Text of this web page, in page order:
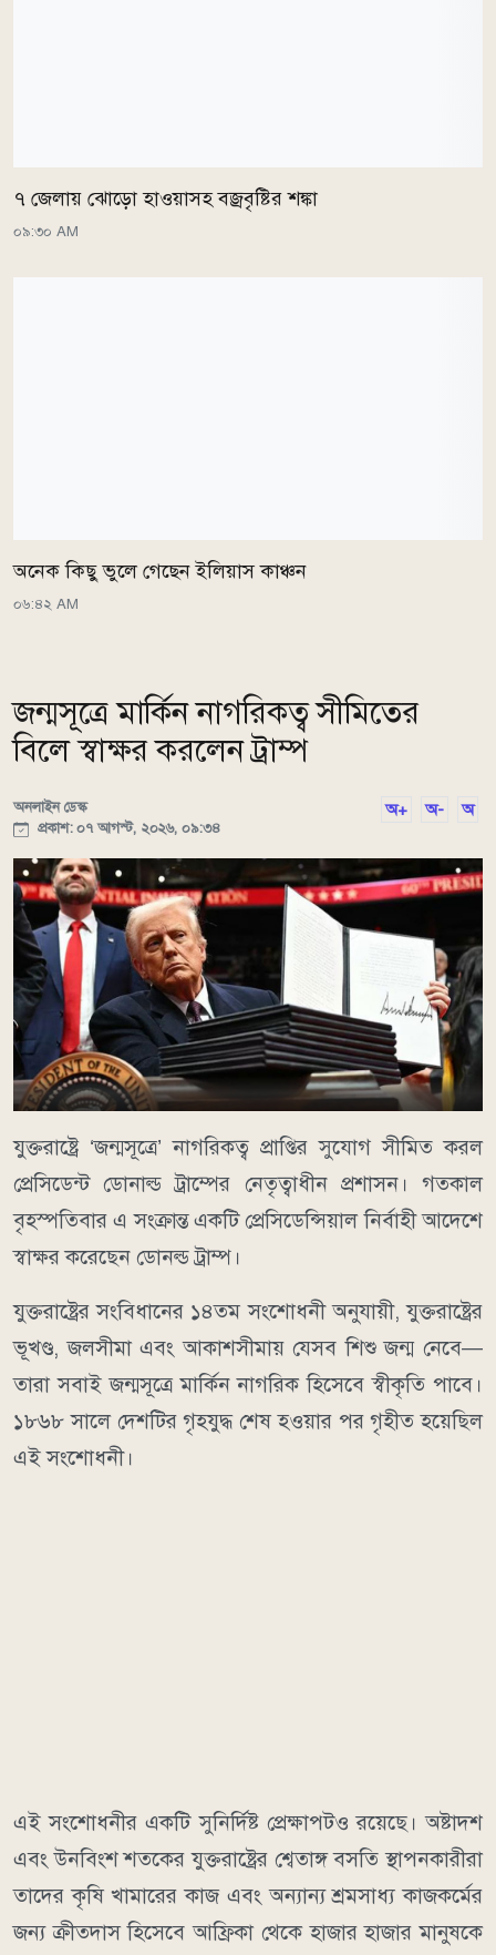
৭ জেলায় ঝোড়ো হাওয়াসহ বজ্রবৃষ্টির শঙ্কা
০৯:৩০ AM
অনেক কিছু ভুলে গেছেন ইলিয়াস কাঞ্চন
০৬:৪২ AM
জন্মসূত্রে মার্কিন নাগরিকত্ব সীমিতের
বিলে স্বাক্ষর করলেন ট্রাম্প
অনলাইন ডেস্ক
প্রকাশ: ০৭ আগস্ট, ২০২৬, ০৯:৩৪
অ+ অ- অ
যুক্তরাষ্ট্রে ‘জন্মসূত্রে’ নাগরিকত্ব প্রাপ্তির সুযোগ সীমিত করল
প্রেসিডেন্ট ডোনাল্ড ট্রাম্পের নেতৃত্বাধীন প্রশাসন। গতকাল
বৃহস্পতিবার এ সংক্রান্ত একটি প্রেসিডেন্সিয়াল নির্বাহী আদেশে
স্বাক্ষর করেছেন ডোনল্ড ট্রাম্প।
যুক্তরাষ্ট্রের সংবিধানের ১৪তম সংশোধনী অনুযায়ী, যুক্তরাষ্ট্রের
ভূখণ্ড, জলসীমা এবং আকাশসীমায় যেসব শিশু জন্ম নেবে—
তারা সবাই জন্মসূত্রে মার্কিন নাগরিক হিসেবে স্বীকৃতি পাবে।
১৮৬৮ সালে দেশটির গৃহযুদ্ধ শেষ হওয়ার পর গৃহীত হয়েছিল
এই সংশোধনী।
এই সংশোধনীর একটি সুনির্দিষ্ট প্রেক্ষাপটও রয়েছে। অষ্টাদশ
এবং উনবিংশ শতকের যুক্তরাষ্ট্রের শ্বেতাঙ্গ বসতি স্থাপনকারীরা
তাদের কৃষি খামারের কাজ এবং অন্যান্য শ্রমসাধ্য কাজকর্মের
জন্য ক্রীতদাস হিসেবে আফ্রিকা থেকে হাজার হাজার মানুষকে